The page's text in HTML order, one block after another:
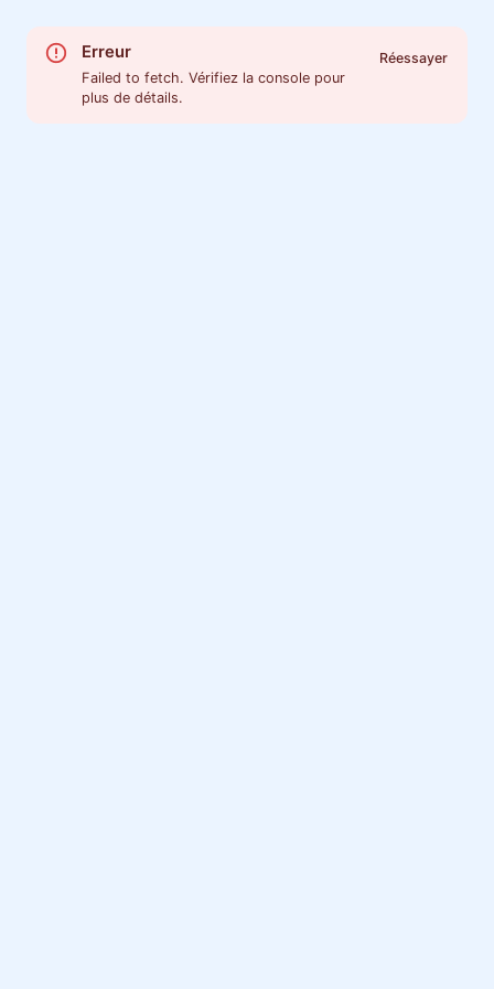
Erreur
Failed to fetch. Vérifiez la console pour
plus de détails.
Réessayer